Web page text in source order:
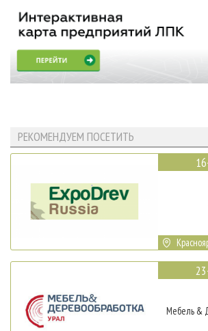
РЕКОМЕНДУЕМ ПОСЕТИТЬ
Мебель &